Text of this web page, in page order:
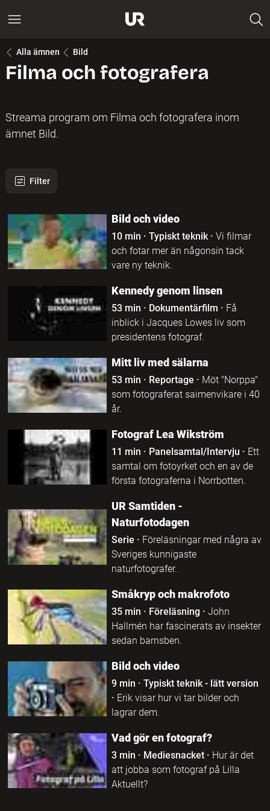
Alla ämnen Bild
Filma och fotografera
Streama program om Filma och fotografera inom
ämnet Bild.
Filter
8 program hittades Bild och video
10 min · Typiskt teknik· Vi filmar
och fotar mer än någonsin tack
vare ny teknik.
Kennedy genom linsen
53 min · Dokumentärfilm · Få
inblick i Jacques Lowes liv som
presidentens fotograf.
Mitt liv med sälarna
53 min · Reportage · Möt "Norppa"
som fotograferat saimenvikare i 40
år.
Fotograf Lea Wikström
11 min · Panelsamtal/Intervju · Ett
samtal om fotoyrket och en av de
första fotograferna i Norrbotten.
UR Samtiden -
Naturfotodagen
Serie · Föreläsningar med några av
Sveriges kunnigaste
naturfotografer.
Småkryp och makrofoto
35 min · Föreläsning · John
Hallmén har fascinerats av insekter
sedan barnsben.
Bild och video
9 min · Typiskt teknik - lätt version
· Erik visar hur vi tar bilder och
lagrar dem.
Vad gör en fotograf?
3 min · Mediesnacket· Hur är det
att jobba som fotograf på Lilla
Aktuellt?